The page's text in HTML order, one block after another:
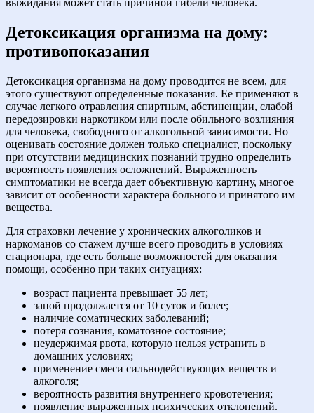
Детоксикация организма на дому:
противопоказания
Детоксикация организма на дому проводится не всем, для
этого существуют определенные показания. Ее применяют в
случае легкого отравления спиртным, абстиненции, слабой
передозировки наркотиком или после обильного возлияния
для человека, свободного от алкогольной зависимости. Но
оценивать состояние должен только специалист, поскольку
при отсутствии медицинских познаний трудно определить
вероятность появления осложнений. Выраженность
симптоматики не всегда дает объективную картину, многое
зависит от особенности характера больного и принятого им
вещества.
Для страховки лечение у хронических алкоголиков и
наркоманов со стажем лучше всего проводить в условиях
стационара, где есть больше возможностей для оказания
помощи, особенно при таких ситуациях:
возраст пациента превышает 55 лет;
запой продолжается от 10 суток и более;
наличие соматических заболеваний;
потеря сознания, коматозное состояние;
неудержимая рвота, которую нельзя устранить в
домашних условиях;
применение смеси сильнодействующих веществ и
алкоголя;
вероятность развития внутреннего кровотечения;
появление выраженных психических отклонений.